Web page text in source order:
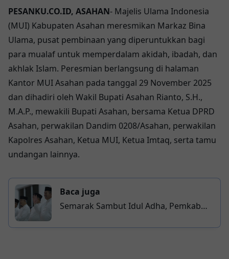
PESANKU.CO.ID, ASAHAN- Majelis Ulama Indonesia
(MUI) Kabupaten Asahan meresmikan Markaz Bina
Ulama, pusat pembinaan yang diperuntukkan bagi
para mualaf untuk memperdalam akidah, ibadah, dan
akhlak Islam. Peresmian berlangsung di halaman
Kantor MUI Asahan pada tanggal 29 November 2025
dan dihadiri oleh Wakil Bupati Asahan Rianto, S.H.,
M.A.P., mewakili Bupati Asahan, bersama Ketua DPRD
Asahan, perwakilan Dandim 0208/Asahan, perwakilan
Kapolres Asahan, Ketua MUI, Ketua Imtaq, serta tamu
undangan lainnya.
Baca juga
Semarak Sambut Idul Adha, Pemkab